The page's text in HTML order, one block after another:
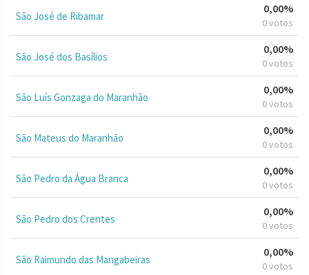
São José de Ribamar
0,00%
0 votos
São José dos Basílios
0,00%
0 votos
São Luís Gonzaga do Maranhão
0,00%
0 votos
São Mateus do Maranhão
0,00%
0 votos
São Pedro da Água Branca
0,00%
0 votos
São Pedro dos Crentes
0,00%
0 votos
São Raimundo das Mangabeiras
0,00%
0 votos